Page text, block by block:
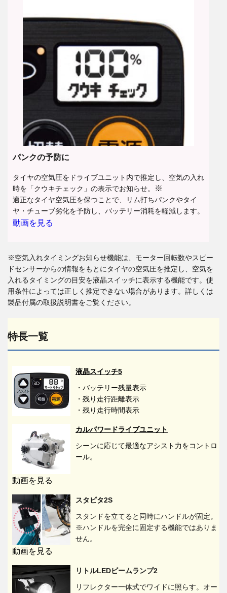
パンクの予防に
タイヤの空気圧をドライブユニット内で推定し、空気の入れ
時を「クウキチェック」の表示でお知らせ。
※
適正なタイヤ空気圧を保つことで、リム打ちパンクやタイ
ヤ・チューブ劣化を予防し、バッテリー消耗を軽減します。
動画を見る
※空気入れタイミングお知らせ機能は、モーター回転数やスピー
ドセンサーからの情報をもとにタイヤの空気圧を推定し、空気を
入れるタイミングの目安を液晶スイッチに表示する機能です。使
用条件によっては正しく推定できない場合があります。詳しくは
製品付属の取扱説明書をご覧ください。
特長一覧
液晶スイッチ5
・バッテリー残量表示
・残り走行距離表示
・残り走行時間表示
カルパワードライブユニット
シーンに応じて最適なアシスト力をコントロ
ール。
動画を見る
スタピタ2S
スタンドを立てると同時にハンドルが固定。
※ハンドルを完全に固定する機能ではありま
せん。
動画を見る
リトルLEDビームランプ2
リフレクター一体式でワイドに照らす。オー